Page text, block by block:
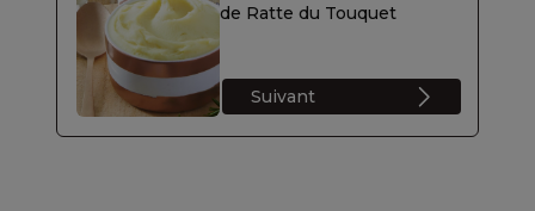
de Ratte du Touquet
Suivant